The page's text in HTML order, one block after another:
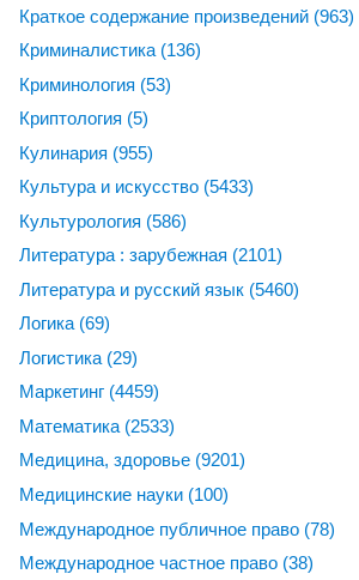
Краткое содержание произведений (963)
Криминалистика (136)
Криминология (53)
Криптология (5)
Кулинария (955)
Культура и искусство (5433)
Культурология (586)
Литература : зарубежная (2101)
Литература и русский язык (5460)
Логика (69)
Логистика (29)
Маркетинг (4459)
Математика (2533)
Медицина, здоровье (9201)
Медицинские науки (100)
Международное публичное право (78)
Международное частное право (38)